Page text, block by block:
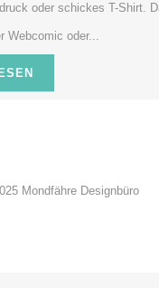
oder schickes T-Shirt.
Webcomic oder...
Mondfähre Designbüro